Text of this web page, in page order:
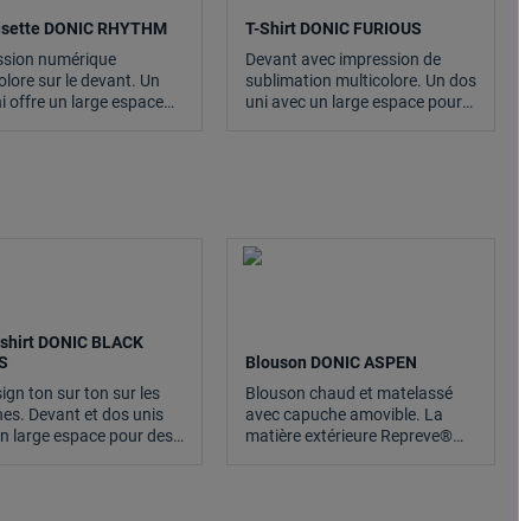
DONIC RHYTHM
numérique
sur le devant. Un
offre un large espace
T-Shirt DONIC FURIOUS
Devant avec impression de
sublimation multicolore. Un dos
uni avec un large espace pour
DONIC BLACK
ton sur ton sur les
Devant et dos unis
large espace pour des
Blouson DONIC ASPEN
Blouson chaud et matelassé
avec capuche amovible. La
matière extérieure Repreve®